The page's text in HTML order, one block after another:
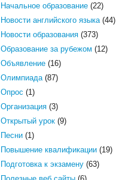
Начальное образование(22)
Новости английского языка(44)
Новости образования(373)
Образование за рубежом (12)
Объявление(16)
Олимпиада(87)
Опрос (1)
Организация(3)
Открытый урок(9)
Песни(1)
Повышение квалификации(19)
Подготовка к экзамену(63)